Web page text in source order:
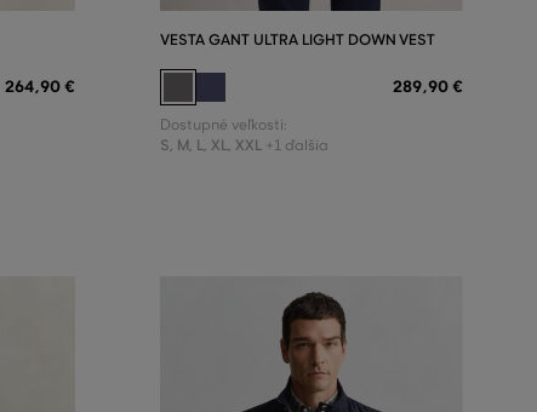
264,90 €
VESTA GANT ULTRA LIGHT DOWN VEST
289,90 €
Dostupné veľkosti:
S, M, L, XL, XXL +1 ďalšia